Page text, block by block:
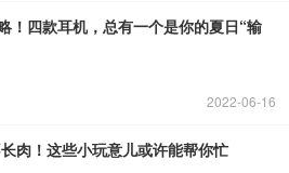
！四款耳机，总有一个是你的夏日“输
2022-06-16
肉！这些小玩意儿或许能帮你忙